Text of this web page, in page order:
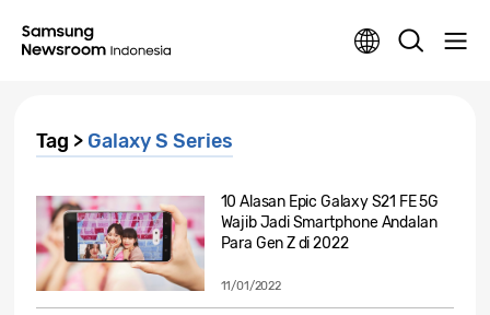
Tag > Galaxy S Series
10 Alasan Epic Galaxy S21 FE 5G
Wajib Jadi Smartphone Andalan
Para Gen Z di 2022
11/01/2022